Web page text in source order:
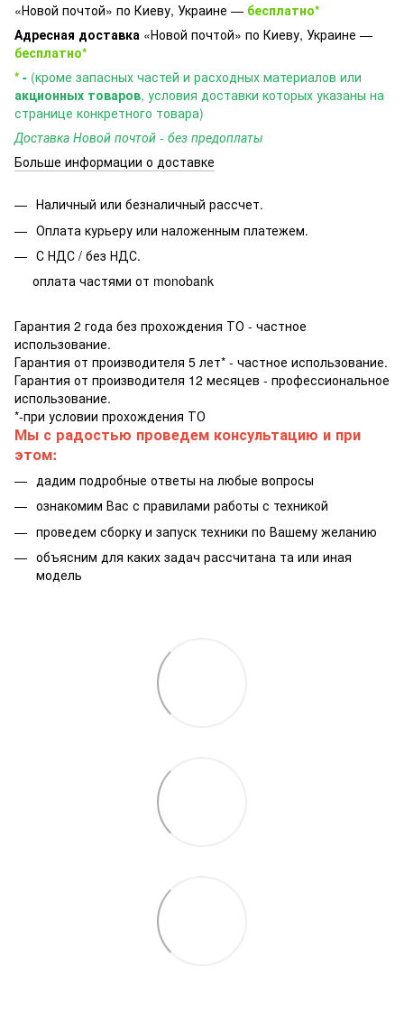
«Новой почтой» по Киеву, Украине — бесплатно*
Адресная доставка «Новой почтой» по Киеву, Украине —
бесплатно*
* - (кроме запасных частей и расходных материалов или
акционных товаров, условия доставки которых указаны на
странице конкретного товара)
Доставка Новой почтой - без предоплаты
Больше информации о доставке
Наличный или безналичный рассчет.
Оплата курьеру или наложенным платежем.
С НДС / без НДС.
оплата частями от monobank
Гарантия 2 года без прохождения ТО - частное
использование.
Гарантия от производителя 5 лет* - частное использование.
Гарантия от производителя 12 месяцев - профессиональное
использование.
*-при условии прохождения ТО
Мы с радостью проведем консультацию и при
этом:
дадим подробные ответы на любые вопросы
ознакомим Вас с правилами работы с техникой
проведем сборку и запуск техники по Вашему желанию
объясним для каких задач рассчитана та или иная
модель